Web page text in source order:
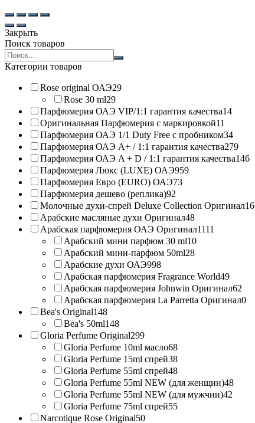
Закрыть
Поиск товаров
Search
products:
Категории товаров
Rose original ОАЭ29
Rose 30 ml29
Парфюмерия ОАЭ VIP/1:1 гарантия качества14
Оригинальная Парфюмерия с маркировкой11
Парфюмерия ОАЭ 1/1 Duty Free с пробником34
Парфюмерия ОАЭ A+ / 1:1 гарантия качества279
Парфюмерия ОАЭ A + D / 1:1 гарантия качества146
Парфюмерия Люкс (LUXE) ОАЭ959
Парфюмерия Евро (EURO) ОАЭ73
Парфюмерия дешево (реплика)92
Молочные духи-спрей Deluxe Collection Оригинал16
Арабские масляные духи Оригинал48
Арабская парфюмерия ОАЭ Оригинал1111
Арабский мини парфюм 30 ml10
Арабский мини-парфюм 50ml28
Арабские духи ОАЭ998
Арабская парфюмерия Fragrance World49
Арабская парфюмерия Johnwin Оригинал62
Арабская парфюмерия La Parretta Оригинал0
Bea's Original148
Bea's 50ml148
Gloria Perfume Original299
Gloria Perfume 10ml масло68
Gloria Perfume 15ml спрей38
Gloria Perfume 55ml спрей48
Gloria Perfume 55ml NEW (для женщин)48
Gloria Perfume 55ml NEW (для мужчин)42
Gloria Perfume 75ml спрей55
Narcotique Rose Original50